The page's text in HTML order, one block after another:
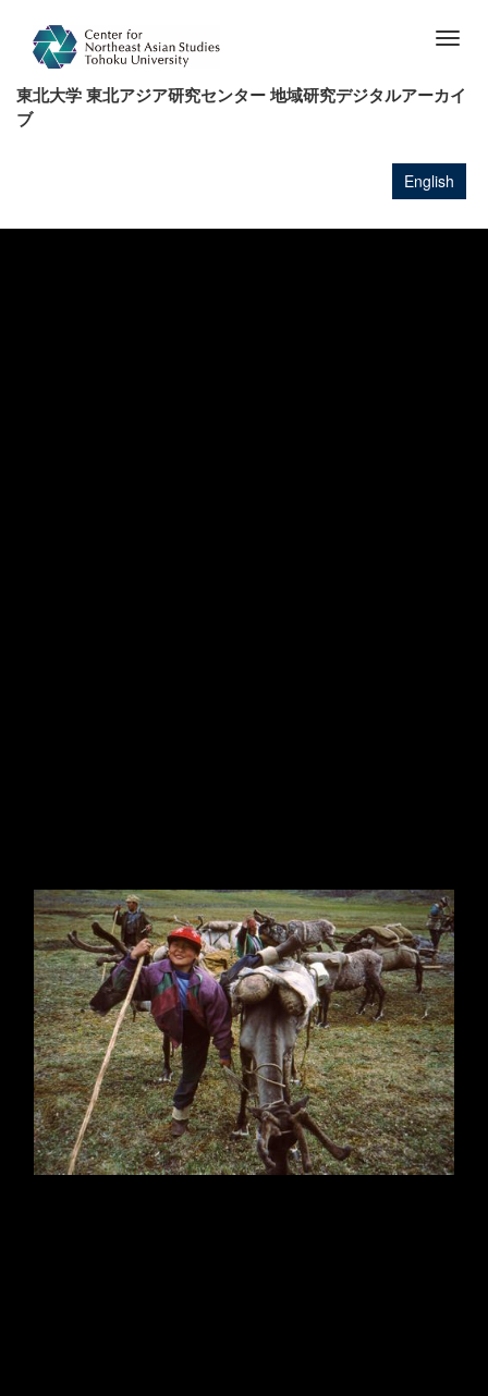
コ
ン
移
東北大学 東北アジア研究センター 地域研究デジタルアーカイ
ブ
English